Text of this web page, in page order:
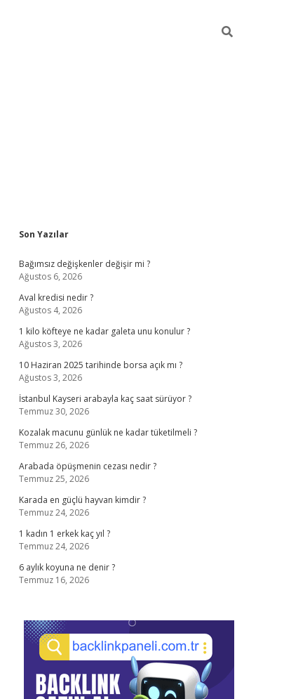
Sidebar
Son Yazılar
Bağımsız değişkenler değişir mi ?
Ağustos 6, 2026
Aval kredisi nedir ?
Ağustos 4, 2026
1 kilo köfteye ne kadar galeta unu konulur ?
Ağustos 3, 2026
10 Haziran 2025 tarihinde borsa açık mı ?
Ağustos 3, 2026
İstanbul Kayseri arabayla kaç saat sürüyor ?
Temmuz 30, 2026
Kozalak macunu günlük ne kadar tüketilmeli ?
Temmuz 26, 2026
Arabada öpüşmenin cezası nedir ?
Temmuz 25, 2026
Karada en güçlü hayvan kimdir ?
Temmuz 24, 2026
1 kadın 1 erkek kaç yıl ?
Temmuz 24, 2026
6 aylık koyuna ne denir ?
Temmuz 16, 2026